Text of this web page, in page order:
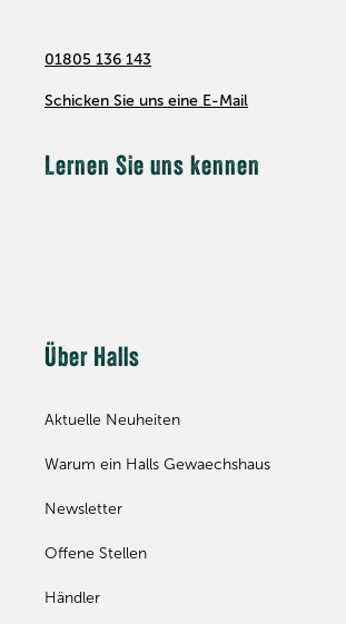
01805 136 143
Schicken Sie uns eine E-Mail
Lernen Sie uns kennen
Über Halls
Aktuelle Neuheiten
Warum ein Halls Gewaechshaus
Newsletter
Offene Stellen
Händler